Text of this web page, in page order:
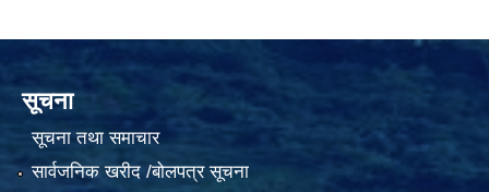
सूचना
सूचना तथा समाचार
सार्वजनिक खरीद /बोलपत्र सूचना